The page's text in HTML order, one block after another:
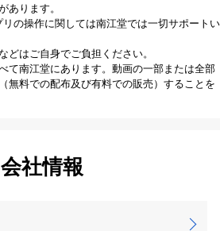
あります。
リの操作に関しては南江堂では一切サポートい
どはご自身でご負担ください。
て南江堂にあります。動画の一部または全部
無料での配布及び有料での販売）することを
会社情報